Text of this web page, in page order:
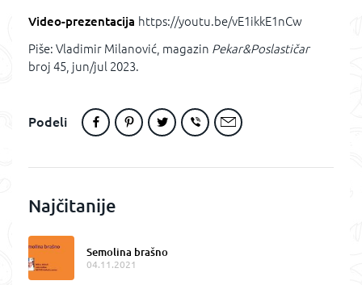
Video-prezentacija https://youtu.be/vE1ikkE1nCw
Piše: Vladimir Milanović, magazin Pekar&Poslastičar
broj 45, jun/jul 2023.
Podeli
Najčitanije
Semolina brašno
04.11.2021